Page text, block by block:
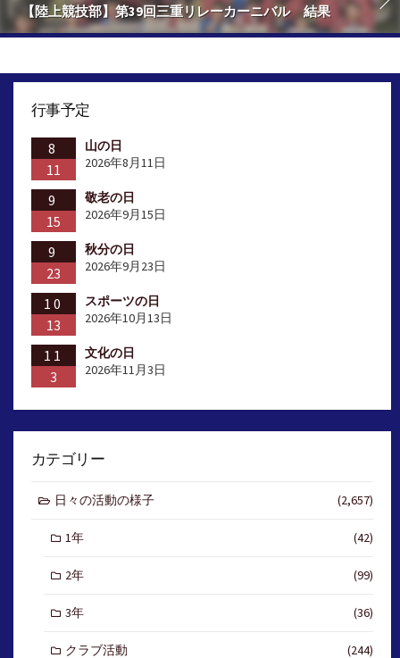
【陸上競技部】第39回三重リレーカーニバル 結果
行事予定
8
11
山の日
2026年8月11日
9
15
敬老の日
2026年9月15日
9
23
秋分の日
2026年9月23日
10
13
スポーツの日
2026年10月13日
11
3
文化の日
2026年11月3日
カテゴリー
日々の活動の様子 (2,657)
1年 (42)
2年 (99)
3年 (36)
クラブ活動 (244)